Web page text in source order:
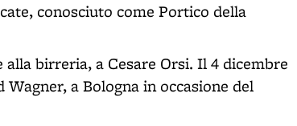
conosciuto come Portico della
birreria, a Cesare Orsi. Il 4 dicembre
a Bologna in occasione del